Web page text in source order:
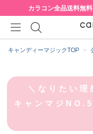
カラコン全品送料無料
キャンディーマジックTOP
＼なりたい理
キャンマジ